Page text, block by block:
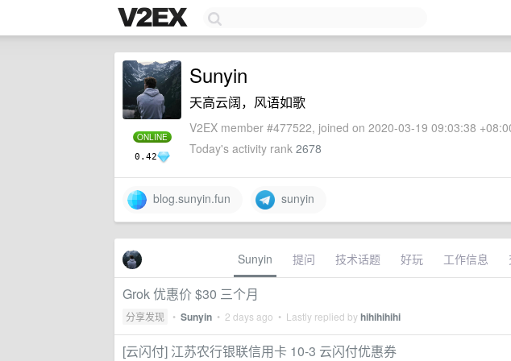
ONLINE
0.42
Sunyin
天高云阔，风语如歌
V2EX member #477522, joined on 2020-03-19 09:03:38
Today's activity rank 2678
blog.sunyin.fun sunyin
Sunyin 提问 技术话题 好玩 工作信息
Grok 优惠价 $30 三个月
分享发现 • Sunyin • 2 days ago • Lastly replied byhihihihihi
[云闪付] 江苏农行银联信用卡 10-3 云闪付优惠券